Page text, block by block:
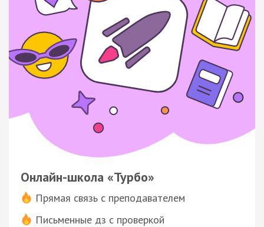
Онлайн-школа «Турбо»
Прямая связь с преподавателем
Письменные дз с проверкой